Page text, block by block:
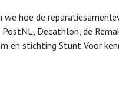
hoe de
Decathlon, de
en stichting Stunt. Voor